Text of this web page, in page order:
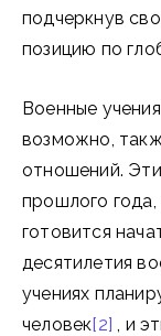
подчеркнув
позицию по
Военные
возможно,
отношений.
прошлого
готовится
десятилетия
учениях
человек[2] , и